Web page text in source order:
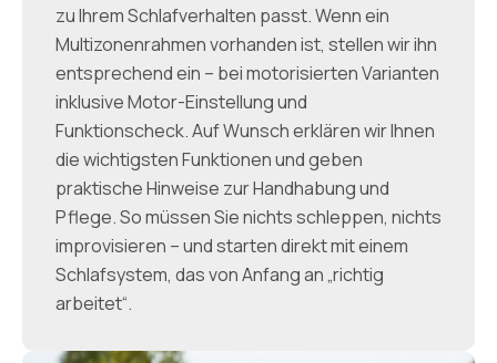
zu Ihrem Schlafverhalten passt. Wenn ein
Multizonenrahmen vorhanden ist, stellen wir ihn
entsprechend ein – bei motorisierten Varianten
inklusive Motor-Einstellung und
Funktionscheck. Auf Wunsch erklären wir Ihnen
die wichtigsten Funktionen und geben
praktische Hinweise zur Handhabung und
Pflege. So müssen Sie nichts schleppen, nichts
improvisieren – und starten direkt mit einem
Schlafsystem, das von Anfang an „richtig
arbeitet“.